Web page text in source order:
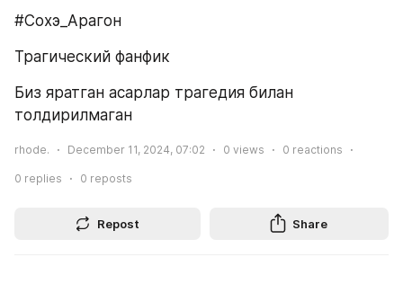
#Сохэ_Арагон
Трагический фанфик
Биз яратган асарлар трагедия билан
толдирилмаган
rhode. December 11, 2024, 07:02 0 views 0 reactions
0 replies 0 reposts
Repost Share